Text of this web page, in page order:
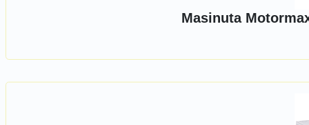
Masinuta